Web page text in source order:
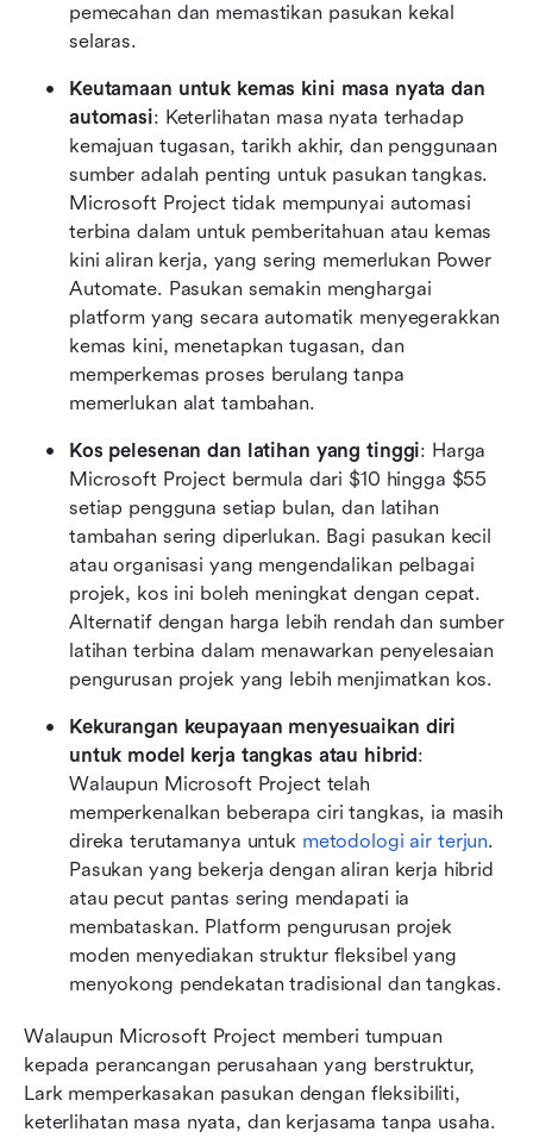
pemecahan dan memastikan pasukan kekal
selaras.
Keutamaan untuk kemas kini masa nyata dan
automasi: Keterlihatan masa nyata terhadap
kemajuan tugasan, tarikh akhir, dan penggunaan
sumber adalah penting untuk pasukan tangkas.
Microsoft Project tidak mempunyai automasi
terbina dalam untuk pemberitahuan atau kemas
kini aliran kerja, yang sering memerlukan Power
Automate. Pasukan semakin menghargai
platform yang secara automatik menyegerakkan
kemas kini, menetapkan tugasan, dan
memperkemas proses berulang tanpa
memerlukan alat tambahan.
Kos pelesenan dan latihan yang tinggi: Harga
Microsoft Project bermula dari $10 hingga $55
setiap pengguna setiap bulan, dan latihan
tambahan sering diperlukan. Bagi pasukan kecil
atau organisasi yang mengendalikan pelbagai
projek, kos ini boleh meningkat dengan cepat.
Alternatif dengan harga lebih rendah dan sumber
latihan terbina dalam menawarkan penyelesaian
pengurusan projek yang lebih menjimatkan kos.
Kekurangan keupayaan menyesuaikan diri
untuk model kerja tangkas atau hibrid:
Walaupun Microsoft Project telah
memperkenalkan beberapa ciri tangkas, ia masih
direka terutamanya untuk metodologi air terjun.
Pasukan yang bekerja dengan aliran kerja hibrid
atau pecut pantas sering mendapati ia
membataskan. Platform pengurusan projek
moden menyediakan struktur fleksibel yang
menyokong pendekatan tradisional dan tangkas.
Walaupun Microsoft Project memberi tumpuan
kepada perancangan perusahaan yang berstruktur,
Lark memperkasakan pasukan dengan fleksibiliti,
keterlihatan masa nyata, dan kerjasama tanpa usaha.